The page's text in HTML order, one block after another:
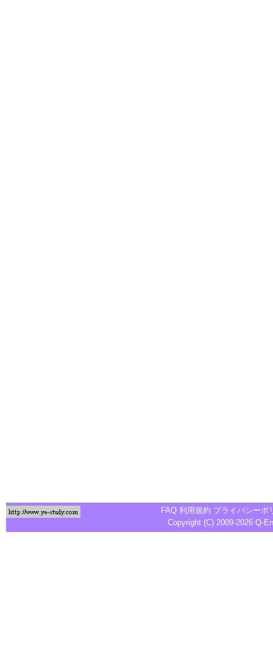
FAQ 利用規約 プライバシーポ
Copyright (C) 2009-2026 Q-